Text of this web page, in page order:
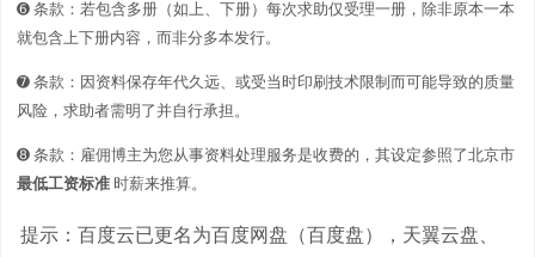
➏ 条款：若包含多册（如上、下册）每次求助仅受理一册，除非原本一本
就包含上下册内容，而非分多本发行。
➐ 条款：因资料保存年代久远、或受当时印刷技术限制而可能导致的质量
风险，求助者需明了并自行承担。
➑ 条款：雇佣博主为您从事资料处理服务是收费的，其设定参照了北京市
最低工资标准时薪来推算。
提示：百度云已更名为百度网盘（百度盘），天翼云盘、